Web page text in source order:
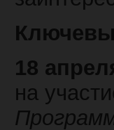
18
на